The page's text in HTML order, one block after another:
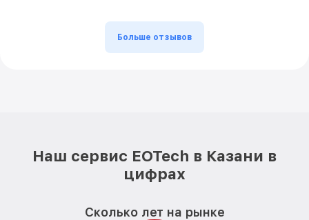
Больше отзывов
Наш сервис EOTech в Казани в
цифрах
Сколько лет на рынке